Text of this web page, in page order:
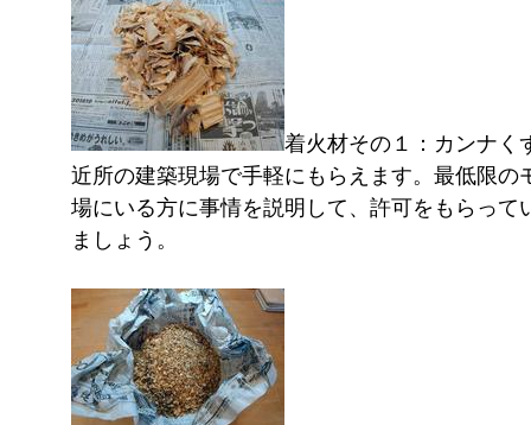
着火材その１：カンナく
近所の建築現場で手軽にもらえます。最低限の
場にいる方に事情を説明して、許可をもらって
ましょう。